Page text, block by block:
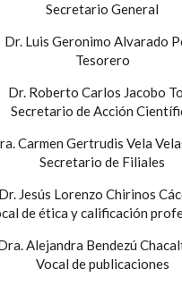
Secretario General
Dr. Luis Geronimo Alvarado
Tesorero
Dr. Roberto Carlos Jacobo
Secretario de Acción
Carmen Gertrudis Vela
Secretario de Filiales
Dr. Jesús Lorenzo Chirinos
de ética y calificación
Alejandra Bendezú
Vocal de publicaciones